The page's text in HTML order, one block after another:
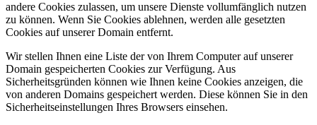
andere Cookies zulassen, um unsere Dienste vollumfänglich nutzen
zu können. Wenn Sie Cookies ablehnen, werden alle gesetzten
Cookies auf unserer Domain entfernt.
Wir stellen Ihnen eine Liste der von Ihrem Computer auf unserer
Domain gespeicherten Cookies zur Verfügung. Aus
Sicherheitsgründen können wie Ihnen keine Cookies anzeigen, die
von anderen Domains gespeichert werden. Diese können Sie in den
Sicherheitseinstellungen Ihres Browsers einsehen.